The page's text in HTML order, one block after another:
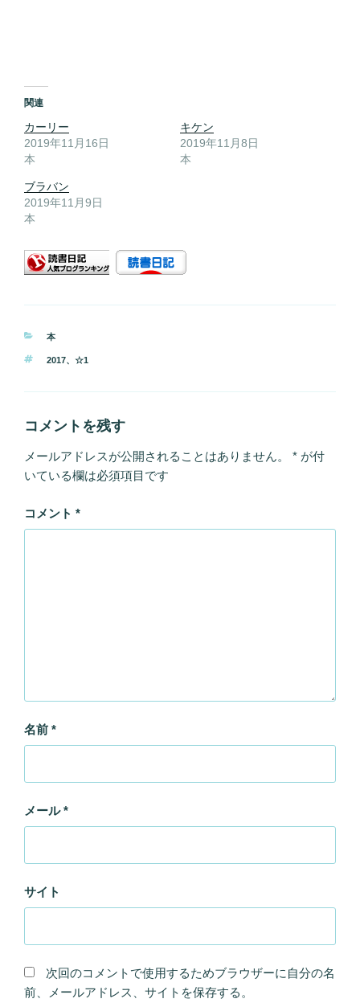
関連
カーリー
2019年11月16日
本
キケン
2019年11月8日
本
ブラバン
2019年11月9日
本
カ
ゴ
ー
本
タ
2017、 ☆1
コメントを残す
メールアドレスが公開されることはありません。 * が付
いている欄は必須項目です
コメント *
名前 *
メール*
サイト
次回のコメントで使用するためブラウザーに自分の名
前、メールアドレス、サイトを保存する。